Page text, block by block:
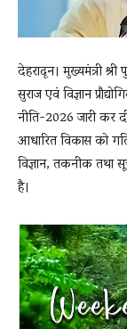
देहरादून। मुख्यमंत्री
सुराज एवं विज्ञान
नीति-2026 जारी कर
आधारित विकास को
विज्ञान, तकनीक तथा
है।